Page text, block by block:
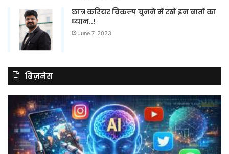
छात्र करियर विकल्प चुनने में रखें इन बातों का
ध्यान..!
June 7, 2023
बिज़नेस